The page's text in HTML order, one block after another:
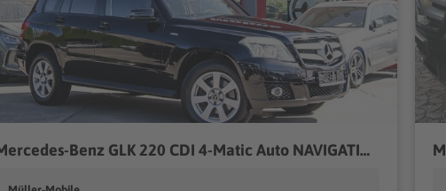
Mercedes-Benz GLK 220 CDI 4-Matic Auto NAVIGATION ANHÄNGERZUGV